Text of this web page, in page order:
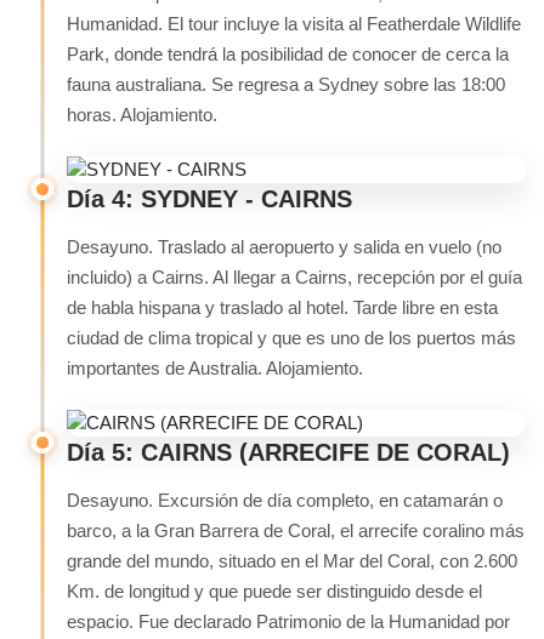
Humanidad. El tour incluye la visita al Featherdale Wildlife
Park, donde tendrá la posibilidad de conocer de cerca la
fauna australiana. Se regresa a Sydney sobre las 18:00
horas. Alojamiento.
Día 4: SYDNEY - CAIRNS
Desayuno. Traslado al aeropuerto y salida en vuelo (no
incluido) a Cairns. Al llegar a Cairns, recepción por el guía
de habla hispana y traslado al hotel. Tarde libre en esta
ciudad de clima tropical y que es uno de los puertos más
importantes de Australia. Alojamiento.
Día 5: CAIRNS (ARRECIFE DE CORAL)
Desayuno. Excursión de día completo, en catamarán o
barco, a la Gran Barrera de Coral, el arrecife coralino más
grande del mundo, situado en el Mar del Coral, con 2.600
Km. de longitud y que puede ser distinguido desde el
espacio. Fue declarado Patrimonio de la Humanidad por